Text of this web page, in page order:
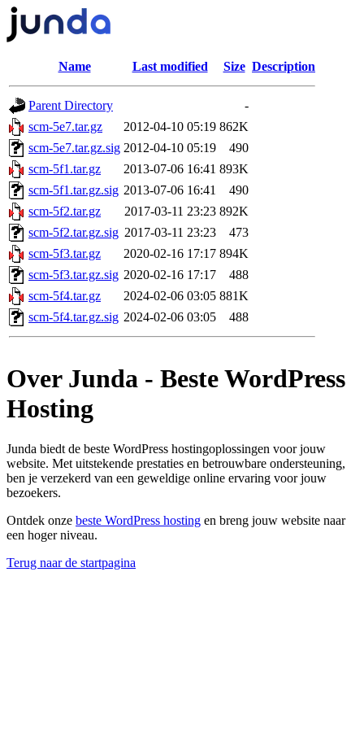
Name Last modified Size Description
Parent Directory
-
scm-5e7.tar.gz
2012-04-10 05:19 862K
scm-5e7.tar.gz.sig 2012-04-10 05:19
490
scm-5f1.tar.gz
2013-07-06 16:41 893K
scm-5f1.tar.gz.sig 2013-07-06 16:41
490
scm-5f2.tar.gz
2017-03-11 23:23 892K
scm-5f2.tar.gz.sig 2017-03-11 23:23
473
scm-5f3.tar.gz
2020-02-16 17:17 894K
scm-5f3.tar.gz.sig 2020-02-16 17:17
488
scm-5f4.tar.gz
2024-02-06 03:05 881K
scm-5f4.tar.gz.sig 2024-02-06 03:05 488
Over Junda - Beste WordPress
Hosting
Junda biedt de beste WordPress hostingoplossingen voor jouw
website. Met uitstekende prestaties en betrouwbare ondersteuning,
ben je verzekerd van een geweldige online ervaring voor jouw
bezoekers.
Ontdek onze beste WordPress hosting en breng jouw website naar
een hoger niveau.
Terug naar de startpagina